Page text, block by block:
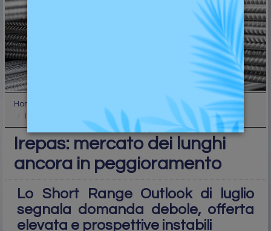
Home
Irepas: mercato dei lunghi ancora in peggioramento
Irepas: mercato dei lunghi
ancora in peggioramento
Lo Short Range Outlook di luglio
segnala domanda debole, offerta
elevata e prospettive instabili